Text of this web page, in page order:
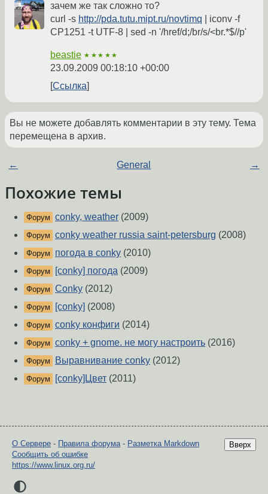
зачем же так сложно то?
curl -s http://pda.tutu.mipt.ru/novtimq | iconv -f
CP1251 -t UTF-8 | sed -n '/href/d;/br/s/<br.*$//p'
beastie ★★★★★
23.09.2009 00:18:10 +00:00
Ссылка
Вы не можете добавлять комментарии в эту тему. Тема
перемещена в архив.
← General →
Похожие темы
Форум conky, weather (2009)
Форум conky weather russia saint-petersburg (2008)
Форум погода в conky (2010)
Форум [conky] погода (2009)
Форум Conky (2012)
Форум [conky] (2008)
Форум conky конфиги (2014)
Форум conky + gnome. не могу настроить (2016)
Форум Выравнивание conky (2012)
Форум [conky]Цвет (2011)
Вверх
О Сервере - Правила форума- Разметка Markdown
Сообщить об ошибке
https://www.linux.org.ru/